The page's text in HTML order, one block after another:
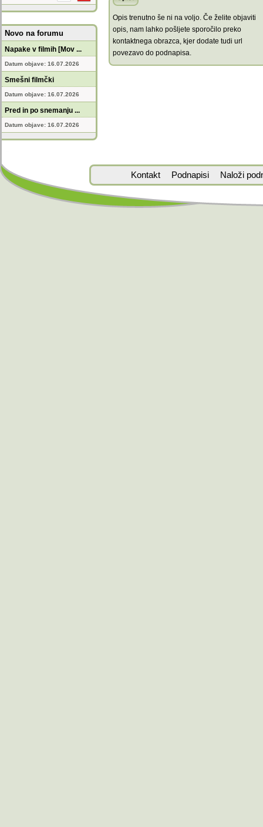
Novo na forumu
Napake v filmih [Mov ...
Datum objave: 16.07.2026
Smešni filmčki
Datum objave: 16.07.2026
Pred in po snemanju ...
Datum objave: 16.07.2026
Opis trenutno še ni na voljo. Če želite objaviti
opis, nam lahko pošljete sporočilo preko
kontaktnega obrazca, kjer dodate tudi url
povezavo do podnapisa.
Kontakt Podnapisi Naloži